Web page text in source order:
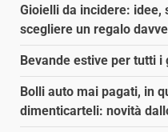
Gioielli da incidere:
scegliere un regalo
Bevande estive per tutti i
Bolli auto mai pagati, in
dimenticarteli: novità